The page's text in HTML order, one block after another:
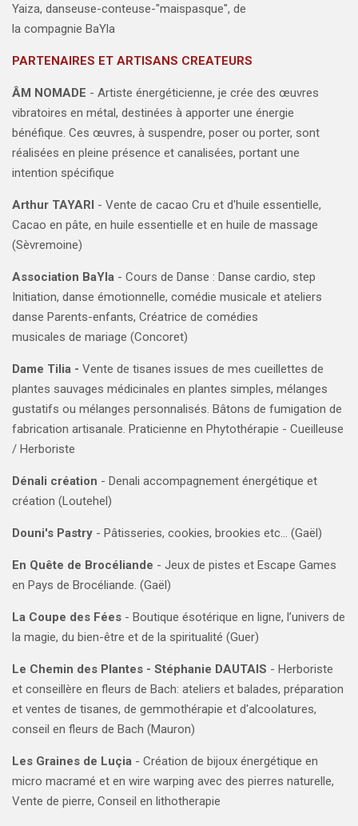
Yaiza, danseuse-conteuse-"maispasque", de
la compagnie BaYla
PARTENAIRES ET ARTISANS CREATEURS
ÂM NOMADE - Artiste énergéticienne, je crée des œuvres
vibratoires en métal, destinées à apporter une énergie
bénéfique. Ces œuvres, à suspendre, poser ou porter, sont
réalisées en pleine présence et canalisées, portant une
intention spécifique
Arthur TAYARI - Vente de cacao Cru et d'huile essentielle,
Cacao en pâte, en huile essentielle et en huile de massage
(Sèvremoine)
Association BaYla - Cours de Danse : Danse cardio, step
Initiation, danse émotionnelle, comédie musicale et ateliers
danse Parents-enfants, Créatrice de comédies
musicales de mariage (Concoret)
Dame Tilia - Vente de tisanes issues de mes cueillettes de
plantes sauvages médicinales en plantes simples, mélanges
gustatifs ou mélanges personnalisés. Bâtons de fumigation de
fabrication artisanale. Praticienne en Phytothérapie - Cueilleuse
/ Herboriste
Dénali création - Denali accompagnement énergétique et
création (Loutehel)
Douni's Pastry - Pâtisseries, cookies, brookies etc… (Gaël)
En Quête de Brocéliande - Jeux de pistes et Escape Games
en Pays de Brocéliande. (Gaël)
La Coupe des Fées - Boutique ésotérique en ligne, l’univers de
la magie, du bien-être et de la spiritualité (Guer)
Le Chemin des Plantes - Stéphanie DAUTAIS - Herboriste
et conseillère en fleurs de Bach: ateliers et balades, préparation
et ventes de tisanes, de gemmothérapie et d'alcoolatures,
conseil en fleurs de Bach (Mauron)
Les Graines de Luçia - Création de bijoux énergétique en
micro macramé et en wire warping avec des pierres naturelle,
Vente de pierre, Conseil en lithotherapie